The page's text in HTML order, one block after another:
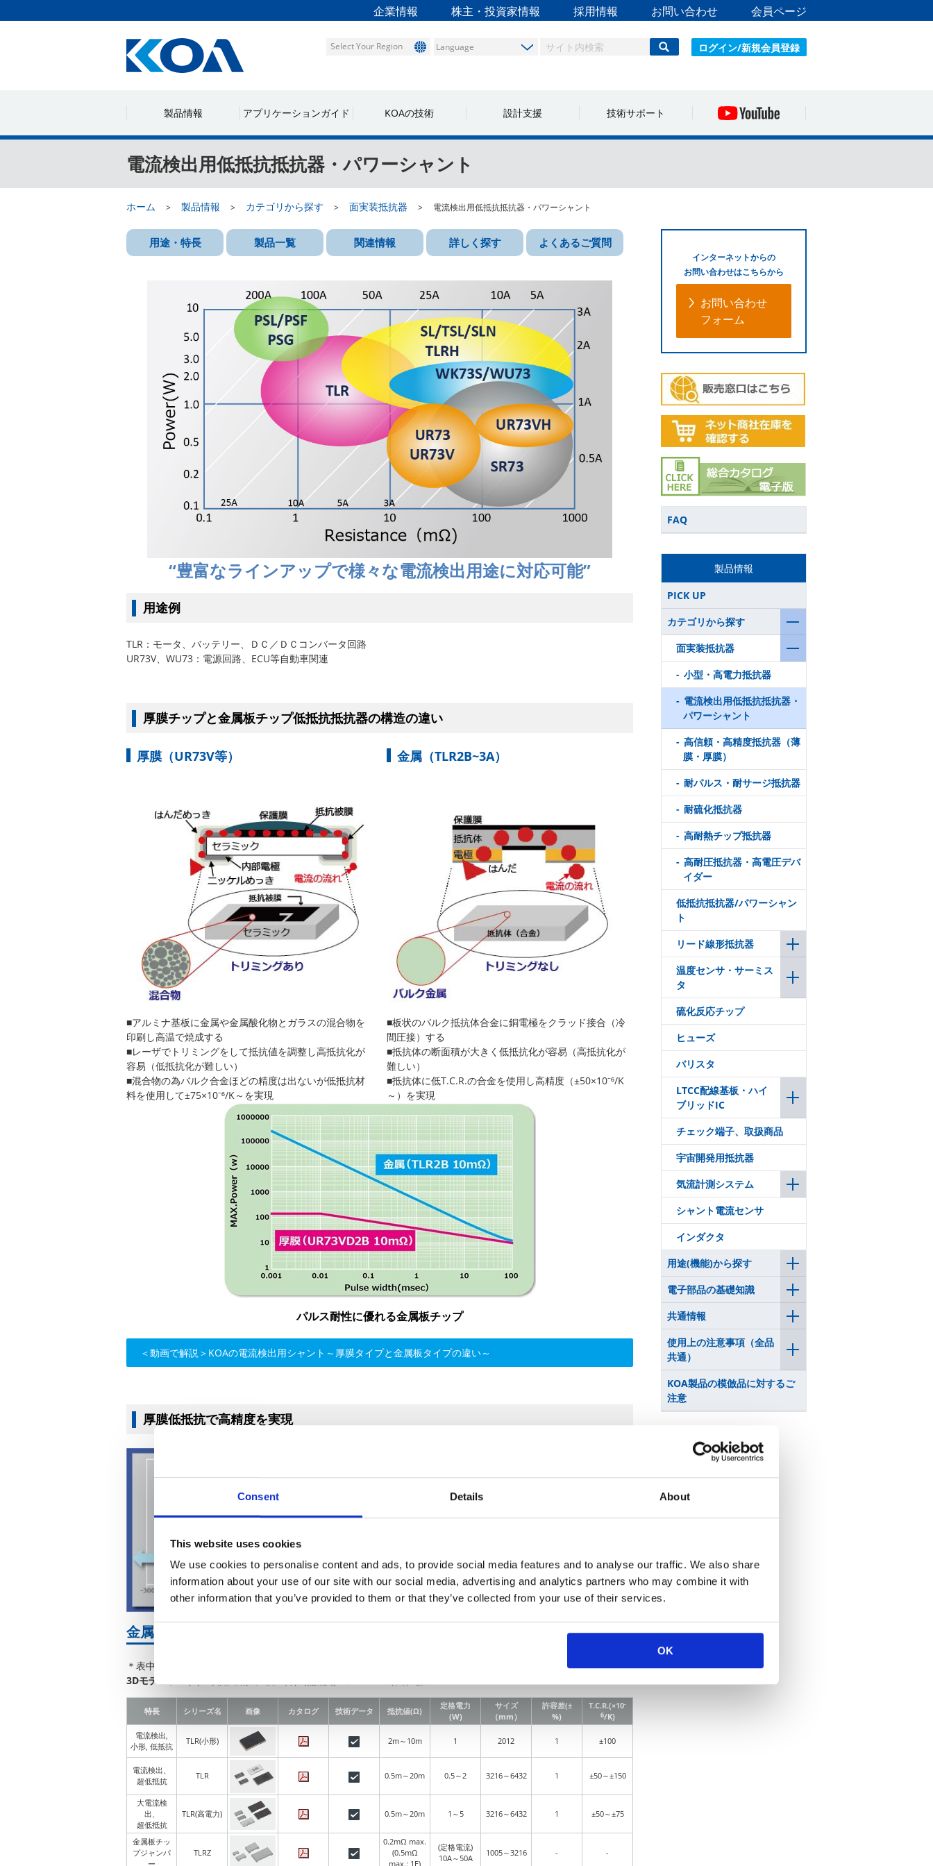
Consent Details About
This website uses cookies
We use cookies to personalise content and ads, to provide social media features and to analyse our traffic. We also share
information about your use of our site with our social media, advertising and analytics partners who may combine it with
other information that you’ve provided to them or that they’ve collected from your use of their services.
OK
企業情報 株主・投資家情報 採用情報 お問い合わせ 会員ページ
ログイン/新規会員登録
Select Your Region
製品情報 アプリケーションガイド KOAの技術 設計支援 技術サポート
電流検出用低抵抗抵抗器・パワーシャント
ホーム 製品情報 カテゴリから探す 面実装抵抗器 電流検出用低抵抗抵抗器・パワーシャント
用途・特長 製品一覧 関連情報 詳しく探す よくあるご質問
“豊富なラインアップで様々な電流検出用途に対応可能”
用途例
TLR：モータ、バッテリー、ＤＣ／ＤＣコンバータ回路
UR73V、WU73：電源回路、ECU等自動車関連
厚膜チップと金属板チップ低抵抗抵抗器の構造の違い
厚膜（UR73V等） 金属（TLR2B~3A）
■アルミナ基板に金属や金属酸化物とガラスの混合物を
印刷し高温で焼成する
■レーザでトリミングをして抵抗値を調整し高抵抗化が
容易（低抵抗化が難しい）
■混合物の為バルク合金ほどの精度は出ないが低抵抗材
料を使用して±75×10⁻⁶/K～を実現
■板状のバルク抵抗体合金に銅電極をクラッド接合（冷
間圧接）する
■抵抗体の断面積が大きく低抵抗化が容易（高抵抗化が
難しい）
■抵抗体に低T.C.R.の合金を使用し高精度（±50×10⁻⁶/K
～）を実現
パルス耐性に優れる金属板チップ
＜動画で解説＞KOAの電流検出用シャント～厚膜タイプと金属板タイプの違い～
厚膜低抵抗で高精度を実現
UR73V、WU73シリーズは厚膜低抵抗で
TCR±75×10⁻⁶/Kを実現しました。
金属板面実装抵抗器(シャント)
＊表中の技術データのチェックマーク
をクリックすると、下記データのダウンロードページへ移動します。
3Dモデルデータ／等価回路
特長 シリーズ名 画像 カタログ 技術データ 抵抗値(Ω)
定格電力
(W)
サイズ
（mm）
許容差(±
%)
T.C.R.(×10-
6/K)
電流検出,
小形, 低抵抗
TLR(小形) 2m～10m 1 2012 1 ±100
電流検出、
超低抵抗
TLR 0.5m～20m 0.5～2 3216～6432 1 ±50～±150
大電流検
出、
超低抵抗
TLR(高電力) 0.5m～20m 1～5 3216～6432 1 ±50～±75
金属板チッ
プジャンパ
ー
TLRZ
0.2mΩ max.
(0.5mΩ
max.: 1E)
(定格電流)
10A～50A
1005～3216 - -
インターネットからの
お問い合わせはこちらから
お問い合わせ
フォーム
FAQ
製品情報
PICK UP
カテゴリから探す
面実装抵抗器
小型・高電力抵抗器
電流検出用低抵抗抵抗器・
パワーシャント
高信頼・高精度抵抗器（薄
膜・厚膜）
耐パルス・耐サージ抵抗器
耐硫化抵抗器
高耐熱チップ抵抗器
高耐圧抵抗器・高電圧デバ
イダー
低抵抗抵抗器/パワーシャン
ト
リード線形抵抗器
温度センサ・サーミス
タ
硫化反応チップ
ヒューズ
バリスタ
LTCC配線基板・ハイ
ブリッドIC
チェック端子、取扱商品
宇宙開発用抵抗器
気流計測システム
シャント電流センサ
インダクタ
用途(機能)から探す
電子部品の基礎知識
共通情報
使用上の注意事項（全品
共通）
KOA製品の模倣品に対するご
注意